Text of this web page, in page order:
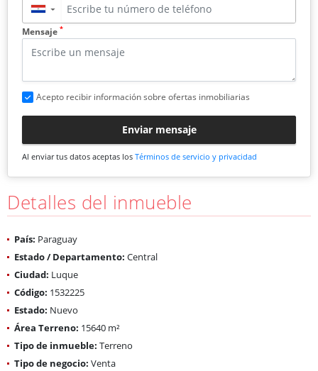
▼
Mensaje *
Acepto recibir información sobre ofertas inmobiliarias
Enviar mensaje
Al enviar tus datos aceptas los Términos de servicio y privacidad
Detalles del inmueble
País: Paraguay
Estado / Departamento: Central
Ciudad: Luque
Código: 1532225
Estado: Nuevo
Área Terreno: 15640 m²
Tipo de inmueble: Terreno
Tipo de negocio: Venta